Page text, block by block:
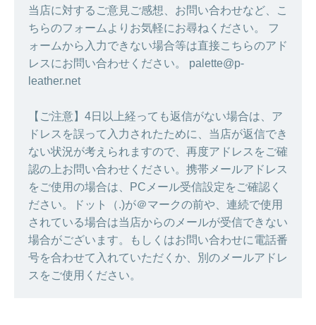
当店に対するご意見ご感想、お問い合わせなど、こ
ちらのフォームよりお気軽にお尋ねください。 フ
ォームから入力できない場合等は直接こちらのアド
レスにお問い合わせください。 palette@p-
leather.net
【ご注意】4日以上経っても返信がない場合は、ア
ドレスを誤って入力されたために、当店が返信でき
ない状況が考えられますので、再度アドレスをご確
認の上お問い合わせください。携帯メールアドレス
をご使用の場合は、PCメール受信設定をご確認く
ださい。ドット（.)が＠マークの前や、連続で使用
されている場合は当店からのメールが受信できない
場合がございます。もしくはお問い合わせに電話番
号を合わせて入れていただくか、別のメールアドレ
スをご使用ください。